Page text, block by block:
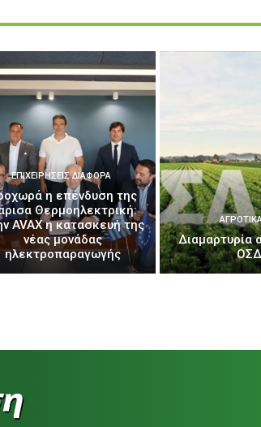
ΕΠΙΧΕΙΡΉΣΕΙΣ ΔΙΆΦΟΡΑ
η επένδυση της
Θερμοηλεκτρική:
AVAX η κατασκευή της
νέας μονάδας
ηλεκτροπαραγωγής
Διαμαρτυρία